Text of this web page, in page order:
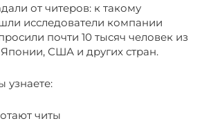
от читеров: к такому
исследователи компании
почти 10 тысяч человек из
США и других стран.
узнаете:
читы